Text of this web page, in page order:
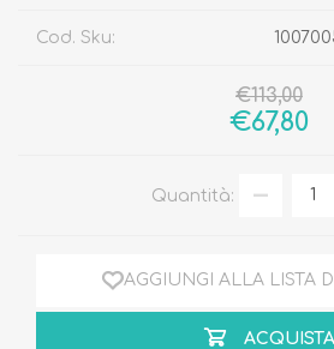
Cod. Sku:
€113,00
€67,80
Quantità:
AGGIUNGI ALLA LISTA
ACQUISTA